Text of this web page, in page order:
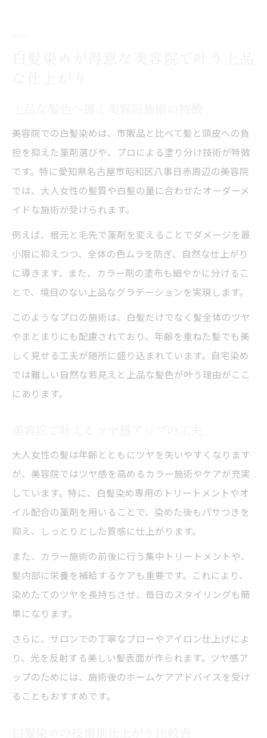
美容院での白髪染めは、市販品と比べて髪と頭皮への負
担を抑えた薬剤選びや、プロによる塗り分け技術が特徴
です。特に愛知県名古屋市昭和区八事日赤周辺の美容院
では、大人女性の髪質や白髪の量に合わせたオーダーメ
イドな施術が受けられます。
例えば、根元と毛先で薬剤を変えることでダメージを最
小限に抑えつつ、全体の色ムラを防ぎ、自然な仕上がり
に導きます。また、カラー剤の塗布も細やかに分けるこ
とで、境目のない上品なグラデーションを実現します。
このようなプロの施術は、白髪だけでなく髪全体のツヤ
やまとまりにも配慮されており、年齢を重ねた髪でも美
しく見せる工夫が随所に盛り込まれています。自宅染め
では難しい自然な若見えと上品な髪色が叶う理由がここ
にあります。
大人女性の髪は年齢とともにツヤを失いやすくなります
が、美容院ではツヤ感を高めるカラー施術やケアが充実
しています。特に、白髪染め専用のトリートメントやオ
イル配合の薬剤を用いることで、染めた後もパサつきを
抑え、しっとりとした質感に仕上がります。
また、カラー施術の前後に行う集中トリートメントや、
髪内部に栄養を補給するケアも重要です。これにより、
染めたてのツヤを長持ちさせ、毎日のスタイリングも簡
単になります。
さらに、サロンでの丁寧なブローやアイロン仕上げによ
り、光を反射する美しい髪表面が作られます。ツヤ感ア
ップのためには、施術後のホームケアアドバイスを受け
ることもおすすめです。